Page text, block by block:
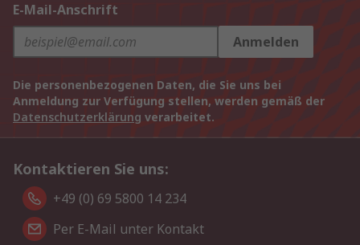
E-Mail-Anschrift
Anmelden
Die personenbezogenen Daten, die Sie uns bei
Anmeldung zur Verfügung stellen, werden gemäß der
Datenschutzerklärung verarbeitet.
Kontaktieren Sie uns:
+49 (0) 69 5800 14 234
Per E-Mail unter Kontakt